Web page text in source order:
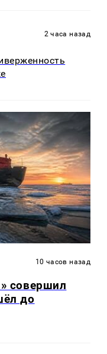
2 часа назад
10 часов назад
совершил
до